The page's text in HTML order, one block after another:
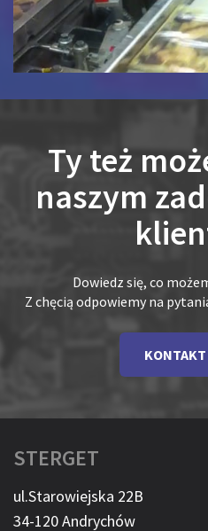
Ty też
naszym
Dowiedz się, co
Z chęcią odpowiemy na
STERGET
ul.Starowiejska 22B
34-120 Andrychów